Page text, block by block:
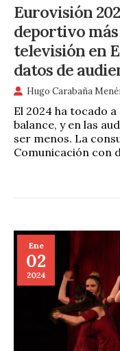
Eurovisión
deportivo
televisión en
datos de
Hugo Carabaña
El 2024 ha tocado
balance, y en las
ser menos. La
Comunicación con
Ene
02
2024